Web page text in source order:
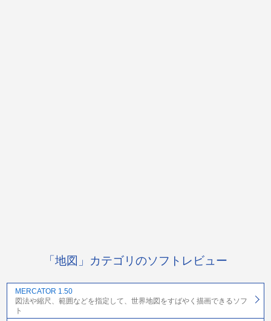
「地図」カテゴリのソフトレビュー
MERCATOR 1.50
図法や縮尺、範囲などを指定して、世界地図をすばやく描画できるソフ
ト